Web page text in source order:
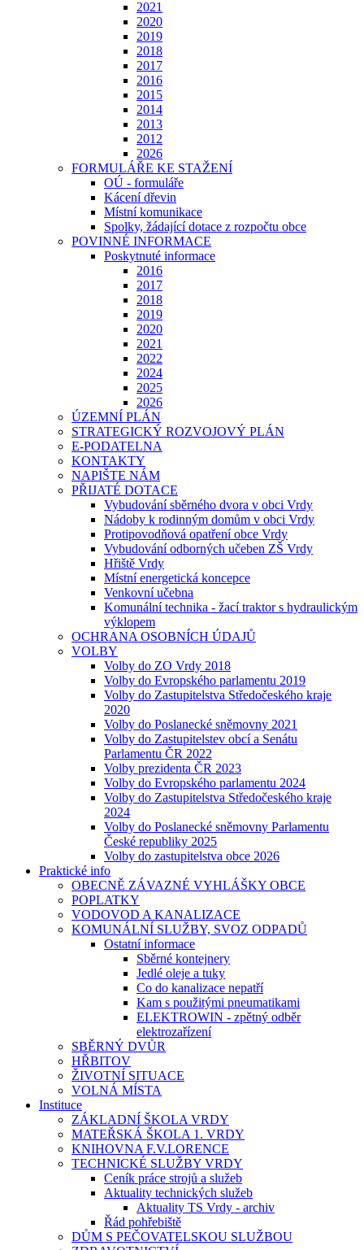
2021
2020
2019
2018
2017
2016
2015
2014
2013
2012
2026
FORMULÁŘE KE STAŽENÍ
OÚ - formuláře
Kácení dřevin
Místní komunikace
Spolky, žádající dotace z rozpočtu obce
POVINNÉ INFORMACE
Poskytnuté informace
2016
2017
2018
2019
2020
2021
2022
2024
2025
2026
ÚZEMNÍ PLÁN
STRATEGICKÝ ROZVOJOVÝ PLÁN
E-PODATELNA
KONTAKTY
NAPIŠTE NÁM
PŘIJATÉ DOTACE
Vybudování sběrného dvora v obci Vrdy
Nádoby k rodinným domům v obci Vrdy
Protipovodňová opatření obce Vrdy
Vybudování odborných učeben ZŠ Vrdy
Hřiště Vrdy
Místní energetická koncepce
Venkovní učebna
Komunální technika - žací traktor s hydraulickým
výklopem
OCHRANA OSOBNÍCH ÚDAJŮ
VOLBY
Volby do ZO Vrdy 2018
Volby do Evropského parlamentu 2019
Volby do Zastupitelstva Středočeského kraje
2020
Volby do Poslanecké sněmovny 2021
Volby do Zastupitelstev obcí a Senátu
Parlamentu ČR 2022
Volby prezidenta ČR 2023
Volby do Evropského parlamentu 2024
Volby do Zastupitelstva Středočeského kraje
2024
Volby do Poslanecké sněmovny Parlamentu
České republiky 2025
Volby do zastupitelstva obce 2026
Praktické info
OBECNĚ ZÁVAZNÉ VYHLÁŠKY OBCE
POPLATKY
VODOVOD A KANALIZACE
KOMUNÁLNÍ SLUŽBY, SVOZ ODPADŮ
Ostatní informace
Sběrné kontejnery
Jedlé oleje a tuky
Co do kanalizace nepatří
Kam s použitými pneumatikami
ELEKTROWIN - zpětný odběr
elektrozařízení
SBĚRNÝ DVŮR
HŘBITOV
ŽIVOTNÍ SITUACE
VOLNÁ MÍSTA
Instituce
ZÁKLADNÍ ŠKOLA VRDY
MATEŘSKÁ ŠKOLA 1. VRDY
KNIHOVNA F.V.LORENCE
TECHNICKÉ SLUŽBY VRDY
Ceník práce strojů a služeb
Aktuality technických služeb
Aktuality TS Vrdy - archiv
Řád pohřebiště
DŮM S PEČOVATELSKOU SLUŽBOU